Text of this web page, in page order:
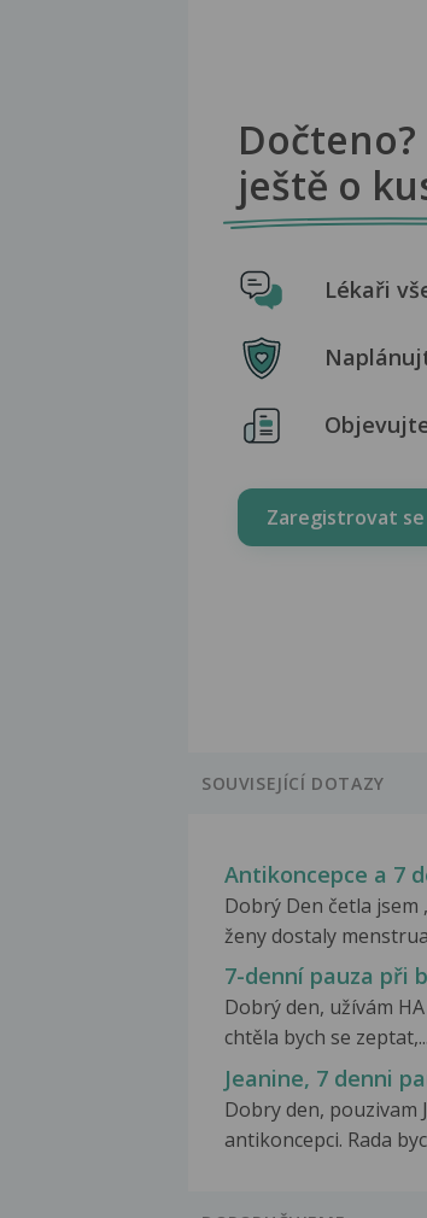
ještě o
Lékaři
Zaregistrovat se
SOUVISEJÍCÍ DOTAZY
Antikoncepce a 7
Dobrý Den četla jsem
ženy dostaly
7-denní pauza při
Dobrý den, užívám
chtěla bych se zeptat,...
Jeanine, 7 denni
Dobry den, pouzivam
antikoncepci. Rada